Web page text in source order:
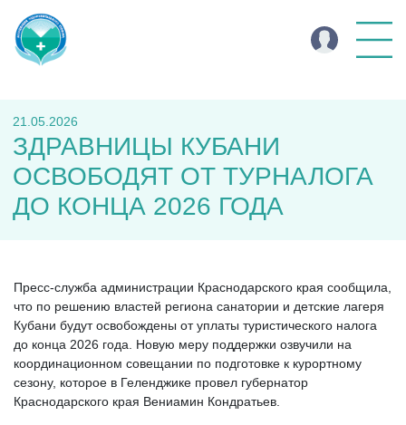
21.05.2026
ЗДРАВНИЦЫ КУБАНИ
ОСВОБОДЯТ ОТ ТУРНАЛОГА
ДО КОНЦА 2026 ГОДА
Пресс-служба администрации Краснодарского края сообщила,
что по решению властей региона санатории и детские лагеря
Кубани будут освобождены от уплаты туристического налога
до конца 2026 года. Новую меру поддержки озвучили на
координационном совещании по подготовке к курортному
сезону, которое в Геленджике провел губернатор
Краснодарского края Вениамин Кондратьев.